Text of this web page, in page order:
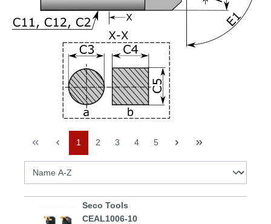
1 2 3 4 5
Seco Tools
CEAL1006-10